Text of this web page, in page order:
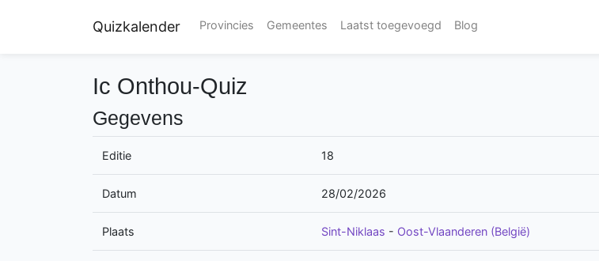
Quizkalender Provincies Gemeentes Laatst toegevoegd Blog
Ic Onthou-Quiz
Gegevens
Editie 18
Datum 28/02/2026
Plaats Sint-Niklaas - Oost-Vlaanderen (België)